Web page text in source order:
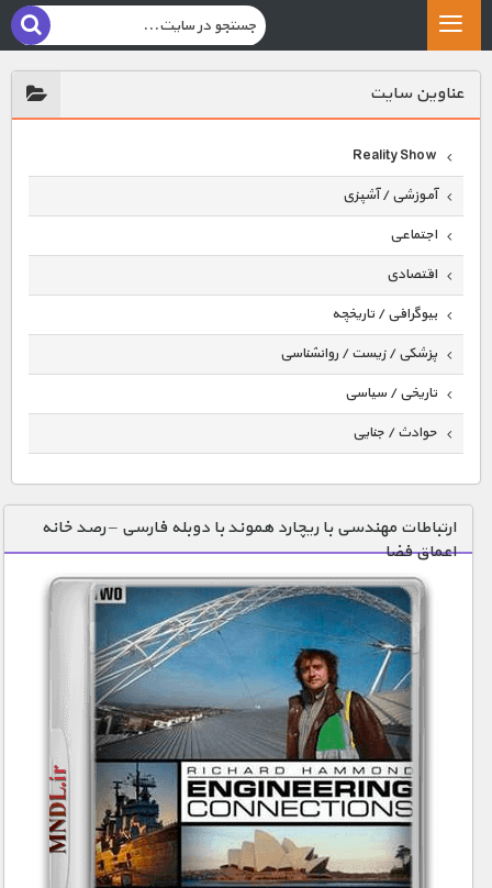
عناوين سايت
Reality Show
آموزشی / آشپزی
اجتماعی
اقتصادی
بیوگرافی / تاریخچه
پزشکی / زیست / روانشناسی
تاریخی / سیاسی
حوادث / جنایی
دنیای خوراکی ها
زمین شناسی / محیط زیست
سازه/ معماری/ مهندسی
سرگرمی
شناخت کودکان
طبیعت
علم و فناوری
فرهنگ / هنر
کیهان / نجوم
گردشگری
ارتباطات مهندسی با ریچارد هموند با دوبله فارسی – رصد خانه
اعماق فضا